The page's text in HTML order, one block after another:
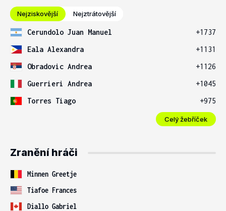
Nejziskovější Nejztrátovější
Cerundolo Juan Manuel
+1737
Eala Alexandra
+1131
Obradovic Andrea
+1126
Guerrieri Andrea
+1045
Torres Tiago
+975
Celý žebříček
Zranění hráči
Minnen Greetje
Tiafoe Frances
Diallo Gabriel